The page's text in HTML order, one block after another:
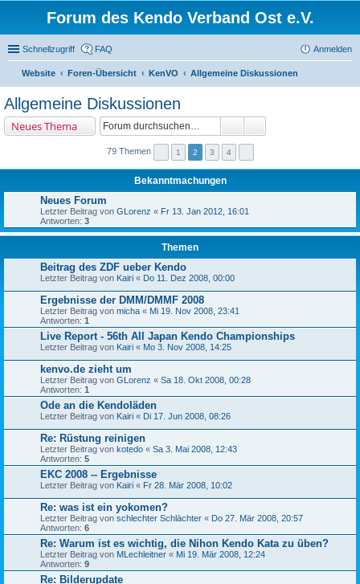
Forum des Kendo Verband Ost e.V.
Schnellzugriff FAQ Anmelden
Website Foren-Übersicht KenVO
Allgemeine Diskussionen
Allgemeine Diskussionen
Neues Thema
79 Themen 1 2 3 4
Bekanntmachungen
Neues Forum
Letzter Beitrag von GLorenz « Fr 13. Jan 2012, 16:01
Antworten: 3
Themen
Beitrag des ZDF ueber Kendo
Letzter Beitrag von Kairi « Do 11. Dez 2008, 00:00
Ergebnisse der DMM/DMMF 2008
Letzter Beitrag von micha « Mi 19. Nov 2008, 23:41
Antworten: 1
Live Report - 56th All Japan Kendo Championships
Letzter Beitrag von Kairi « Mo 3. Nov 2008, 14:25
kenvo.de zieht um
Letzter Beitrag von GLorenz « Sa 18. Okt 2008, 00:28
Antworten: 1
Ode an die Kendoläden
Letzter Beitrag von Kairi « Di 17. Jun 2008, 08:26
Re: Rüstung reinigen
Letzter Beitrag von kotedo « Sa 3. Mai 2008, 12:43
Antworten: 5
EKC 2008 -- Ergebnisse
Letzter Beitrag von Kairi « Fr 28. Mär 2008, 10:02
Re: was ist ein yokomen?
Letzter Beitrag von schlechter Schlächter « Do 27. Mär 2008, 20:57
Antworten: 6
Re: Warum ist es wichtig, die Nihon Kendo Kata zu üben?
Letzter Beitrag von MLechleitner « Mi 19. Mär 2008, 12:24
Antworten: 9
Re: Bilderupdate